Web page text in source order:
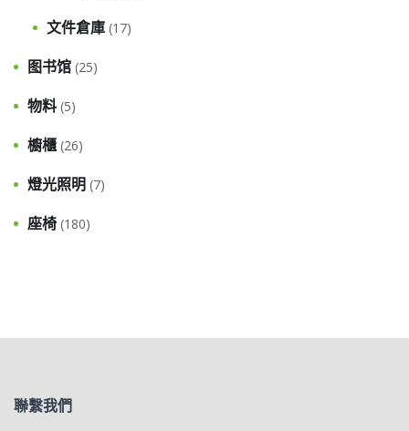
文件倉庫 (17)
图书馆 (25)
物料 (5)
櫥櫃 (26)
燈光照明 (7)
座椅 (180)
聯繫我們